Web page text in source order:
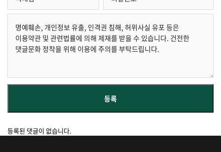
등록된 댓글이 없습니다.